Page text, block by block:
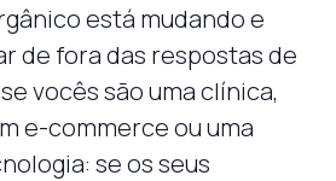
está mudando e
de fora das respostas de
vocês são uma clínica,
e-commerce ou uma
se os seus